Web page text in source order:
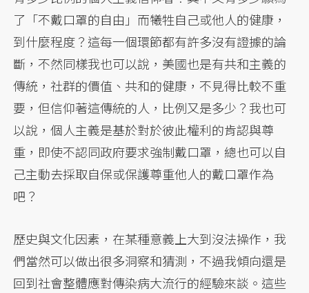
了「不戴口罩的自由」而犧牲自己或他人的健康，
到什麼程度？這每一個環節都有許多沒有證據的論
斷，不然同樣我也可以說，美國也是有共和主義的
傳統，社群的價值、共和的健康，不見得比較不重
要，但信仰著這傳統的人，比例又是多少？我也可
以說，個人主義是基於對於彼此權利的肯認與尊
重，即使不認同政府要求強制戴口罩，總也可以自
己主動去採取自保或保護尊重他人的戴口罩作為
吧？
歷史與文化因素，在某種意義上大到沒法操作，我
們當然可以做出很多洞察和猜測，不過我傾向還是
回到社會整體應對傳染病大流行的經驗來談。這些